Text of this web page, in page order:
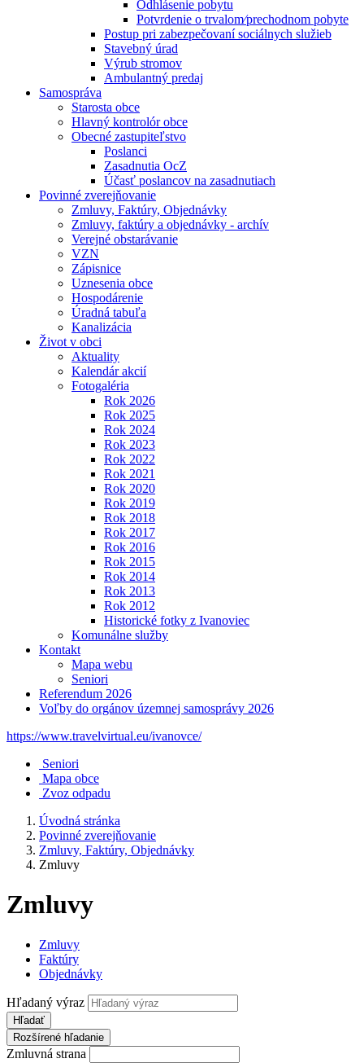
Odhlásenie pobytu
Potvrdenie o trvalom⁄prechodnom pobyte
Postup pri zabezpečovaní sociálnych služieb
Stavebný úrad
Výrub stromov
Ambulantný predaj
Samospráva
Starosta obce
Hlavný kontrolór obce
Obecné zastupiteľstvo
Poslanci
Zasadnutia OcZ
Účasť poslancov na zasadnutiach
Povinné zverejňovanie
Zmluvy, Faktúry, Objednávky
Zmluvy, faktúry a objednávky - archív
Verejné obstarávanie
VZN
Zápisnice
Uznesenia obce
Hospodárenie
Úradná tabuľa
Kanalizácia
Život v obci
Aktuality
Kalendár akcií
Fotogaléria
Rok 2026
Rok 2025
Rok 2024
Rok 2023
Rok 2022
Rok 2021
Rok 2020
Rok 2019
Rok 2018
Rok 2017
Rok 2016
Rok 2015
Rok 2014
Rok 2013
Rok 2012
Historické fotky z Ivanoviec
Komunálne služby
Kontakt
Mapa webu
Seniori
Referendum 2026
Voľby do orgánov územnej samosprávy 2026
https://www.travelvirtual.eu/ivanovce/
Seniori
Mapa obce
Zvoz odpadu
Úvodná stránka
Povinné zverejňovanie
Zmluvy, Faktúry, Objednávky
Zmluvy
Zmluvy
Zmluvy
Faktúry
Objednávky
Hľadaný výraz
Hľadať
Rozšírené hľadanie
Zmluvná strana